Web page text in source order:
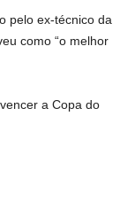
pelo ex-técnico da
como “o melhor
a Copa do